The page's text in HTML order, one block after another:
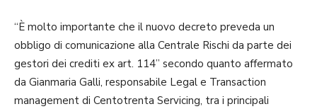
“È molto importante che il nuovo decreto preveda un
obbligo di comunicazione alla Centrale Rischi da parte dei
gestori dei crediti ex art. 114” secondo quanto affermato
da Gianmaria Galli, responsabile Legal e Transaction
management di Centotrenta Servicing, tra i principali